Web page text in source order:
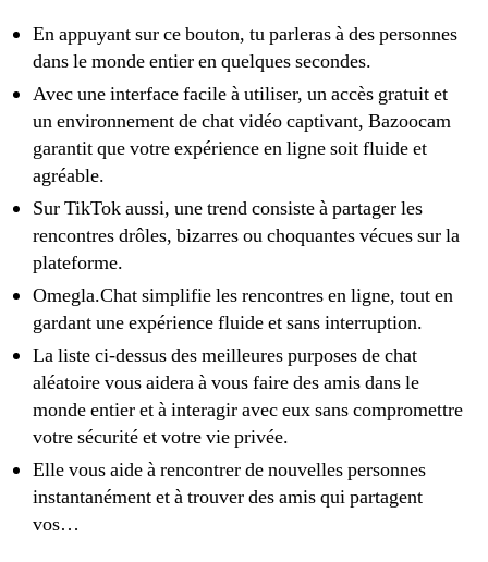
En appuyant sur ce bouton, tu parleras à des personnes
dans le monde entier en quelques secondes.
Avec une interface facile à utiliser, un accès gratuit et
un environnement de chat vidéo captivant, Bazoocam
garantit que votre expérience en ligne soit fluide et
agréable.
Sur TikTok aussi, une trend consiste à partager les
rencontres drôles, bizarres ou choquantes vécues sur la
plateforme.
Omegla.Chat simplifie les rencontres en ligne, tout en
gardant une expérience fluide et sans interruption.
La liste ci-dessus des meilleures purposes de chat
aléatoire vous aidera à vous faire des amis dans le
monde entier et à interagir avec eux sans compromettre
votre sécurité et votre vie privée.
Elle vous aide à rencontrer de nouvelles personnes
instantanément et à trouver des amis qui partagent
vos…